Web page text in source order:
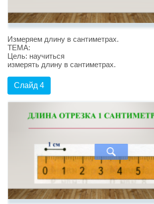
Измеряем длину в сантиметрах.
ТЕМА:
Цель: научиться
измерять длину в сантиметрах.
Слайд 4